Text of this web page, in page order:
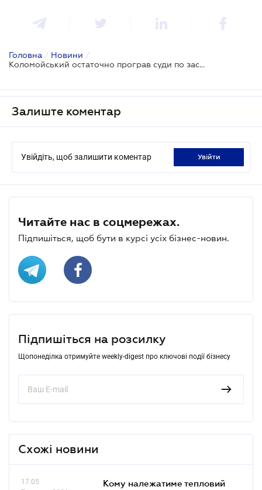
Головна / Новини /
Коломойський остаточно програв суди по заставному майну на 2,6 млрд грн
Залиште коментар
Увійдіть, щоб залишити коментар увійти
Читайте нас в соцмережах.
Підпишіться, щоб бути в курсі усіх бізнес-новин.
Підпишіться на розсилку
Щопонеділка отримуйте weekly-digest про ключові події бізнесу
Схожі новини
17.05
Кому належатиме тепловий